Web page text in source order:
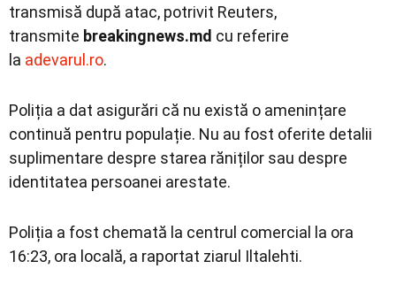
transmisă după atac, potrivit Reuters,
transmite breakingnews.md cu referire
la adevarul.ro.
Poliția a dat asigurări că nu există o amenințare
continuă pentru populație. Nu au fost oferite detalii
suplimentare despre starea răniților sau despre
identitatea persoanei arestate.
Poliția a fost chemată la centrul comercial la ora
16:23, ora locală, a raportat ziarul Iltalehti.